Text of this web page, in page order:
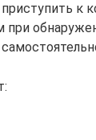
к
при